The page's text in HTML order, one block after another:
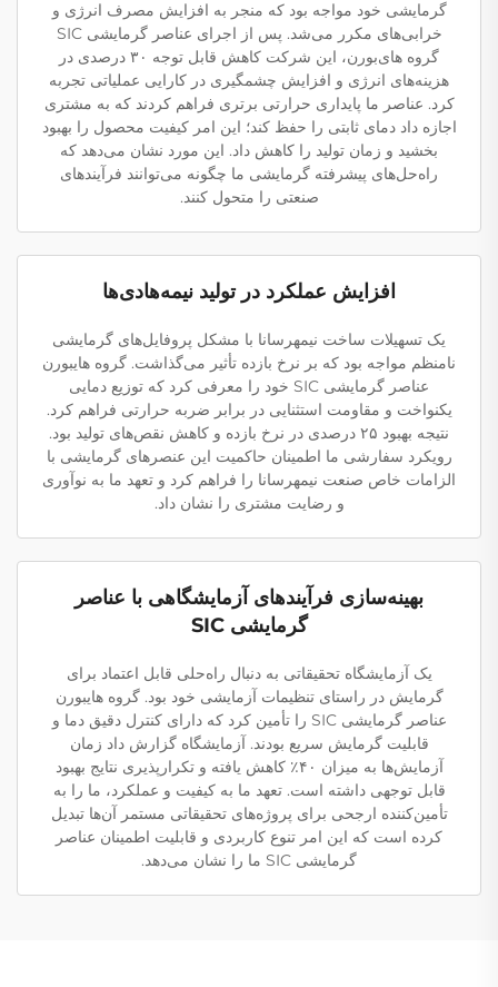
گرمایشی خود مواجه بود که منجر به افزایش مصرف انرژی و
خرابی‌های مکرر می‌شد. پس از اجرای عناصر گرمایشی SIC
گروه های‌بورن، این شرکت کاهش قابل توجه ۳۰ درصدی در
هزینه‌های انرژی و افزایش چشمگیری در کارایی عملیاتی تجربه
کرد. عناصر ما پایداری حرارتی برتری فراهم کردند که به مشتری
اجازه داد دمای ثابتی را حفظ کند؛ این امر کیفیت محصول را بهبود
بخشید و زمان تولید را کاهش داد. این مورد نشان می‌دهد که
راه‌حل‌های پیشرفته گرمایشی ما چگونه می‌توانند فرآیندهای
صنعتی را متحول کنند.
افزایش عملکرد در تولید نیمه‌هادی‌ها
یک تسهیلات ساخت نیمهرسانا با مشکل پروفایل‌های گرمایشی
نامنظم مواجه بود که بر نرخ بازده تأثیر می‌گذاشت. گروه هایبورن
عناصر گرمایشی SIC خود را معرفی کرد که توزیع دمایی
یکنواخت و مقاومت استثنایی در برابر ضربه حرارتی فراهم کرد.
نتیجه بهبود ۲۵ درصدی در نرخ بازده و کاهش نقص‌های تولید بود.
رویکرد سفارشی ما اطمینان حاکمیت این عنصرهای گرمایشی با
الزامات خاص صنعت نیمهرسانا را فراهم کرد و تعهد ما به نوآوری
و رضایت مشتری را نشان داد.
بهینه‌سازی فرآیندهای آزمایشگاهی با عناصر
گرمایشی SIC
یک آزمایشگاه تحقیقاتی به دنبال راه‌حلی قابل اعتماد برای
گرمایش در راستای تنظیمات آزمایشی خود بود. گروه هایبورن
عناصر گرمایشی SIC را تأمین کرد که دارای کنترل دقیق دما و
قابلیت گرمایش سریع بودند. آزمایشگاه گزارش داد زمان
آزمایش‌ها به میزان ۴۰٪ کاهش یافته و تکرارپذیری نتایج بهبود
قابل توجهی داشته است. تعهد ما به کیفیت و عملکرد، ما را به
تأمین‌کننده ارجحی برای پروژه‌های تحقیقاتی مستمر آن‌ها تبدیل
کرده است که این امر تنوع کاربردی و قابلیت اطمینان عناصر
گرمایشی SIC ما را نشان می‌دهد.